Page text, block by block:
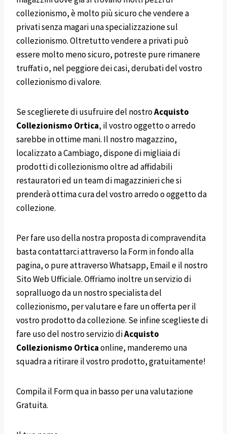
collezionismo, è molto più sicuro che vendere a
privati senza magari una specializzazione sul
collezionismo. Oltretutto vendere a privati può
essere molto meno sicuro, potreste pure rimanere
truffati o, nel peggiore dei casi, derubati del vostro
collezionismo di valore.
Se sceglierete di usufruire del nostroAcquisto
Collezionismo Ortica, il vostro oggetto o arredo
sarebbe in ottime mani. Il nostro magazzino,
localizzato a Cambiago, dispone di migliaia di
prodotti di collezionismo oltre ad affidabili
restauratori ed un team di magazzinieri che si
prenderà ottima cura del vostro arredo o oggetto da
collezione.
Per fare uso della nostra proposta di compravendita
basta contattarci attraverso la Form in fondo alla
pagina, o pure attraverso Whatsapp, Email e il nostro
Sito Web Ufficiale. Offriamo inoltre un servizio di
sopralluogo da un nostro specialista del
collezionismo, per valutare e fare un offerta per il
vostro prodotto da collezione. Se infine sceglieste di
fare uso del nostro servizio diAcquisto
Collezionismo Orticaonline, manderemo una
squadra a ritirare il vostro prodotto, gratuitamente!
Compila il Form qua in basso per una valutazione
Gratuita.